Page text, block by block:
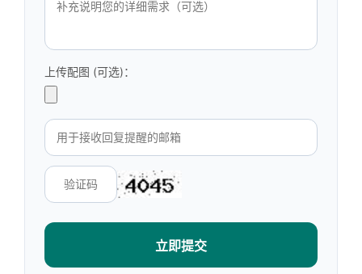
上传配图 (可选)：
立即提交